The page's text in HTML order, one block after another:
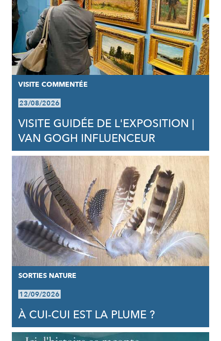
VISITE COMMENTÉE
23/08/2026
VISITE GUIDÉE DE L'EXPOSITION |
VAN GOGH INFLUENCEUR
SORTIES NATURE
12/09/2026
À CUI-CUI EST LA PLUME ?